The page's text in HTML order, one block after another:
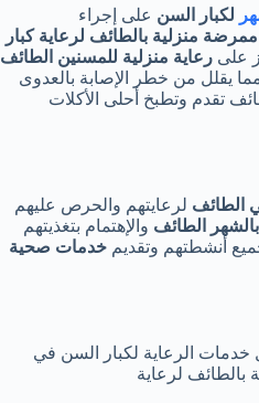
لكبار السن على إجراء
ممرضة منزلية بالطائف لرعاية كبار
على رعاية منزلية للمسنين الطائف
يقلل من خطر الإصابة بالعدوى
تقدم وتطبخ أحلى الأكلات
الطائف لرعايتهم والحرص عليهم
بالشهر الطائف والإهتمام بتغذيتهم
أنشطتهم وتقديم خدمات صحية
الرعاية لكبار السن في
بالطائف لرعاية